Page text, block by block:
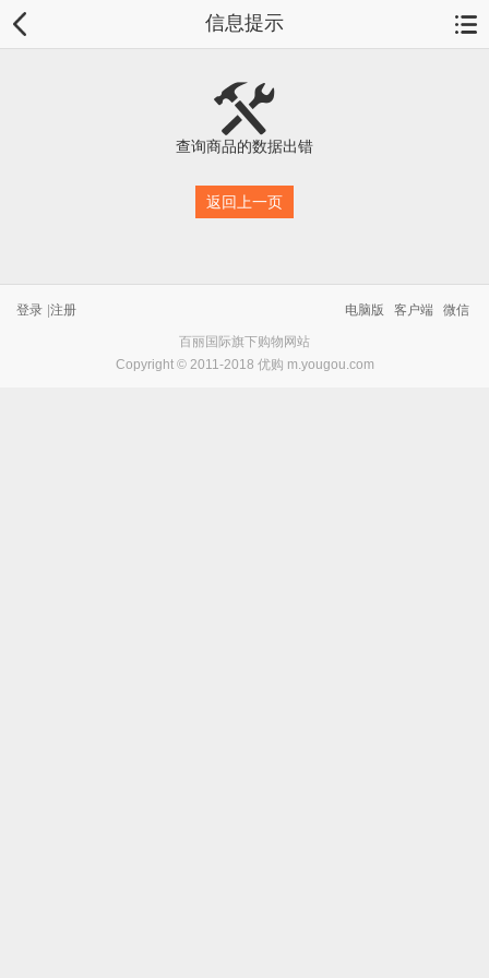
信息提示
查询商品的数据出错
返回上一页
登录 注册 电脑版 客户端 微信
百丽国际旗下购物网站
Copyright © 2011-2018 优购 m.yougou.com